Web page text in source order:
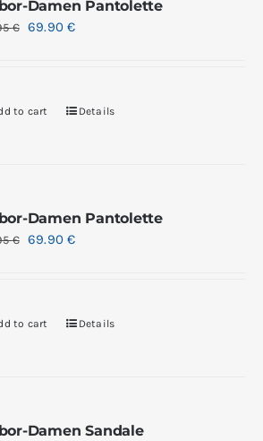
Damen Pantolette
€ 69.90€
to cart Details
Damen Pantolette
€ 69.90€
to cart Details
Damen Sandale